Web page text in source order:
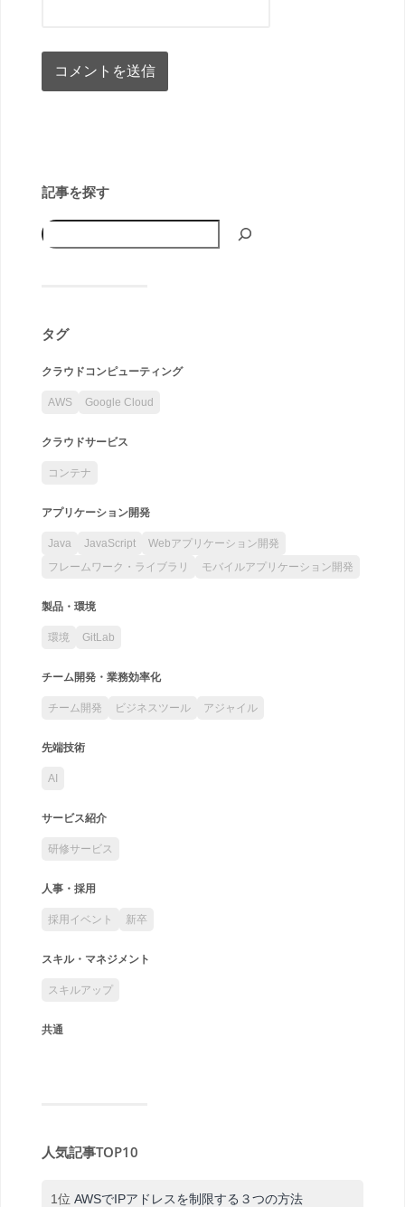
記事を探す
タグ
クラウドコンピューティング
AWS Google Cloud
クラウドサービス
コンテナ
アプリケーション開発
Java JavaScript
Webアプリケーション開発
フレームワーク・ライブラリ
モバイルアプリケーション開発
製品・環境
環境 GitLab
チーム開発・業務効率化
チーム開発 ビジネスツール アジャイル
先端技術
AI
サービス紹介
研修サービス
人事・採用
採用イベント 新卒
スキル・マネジメント
スキルアップ
共通
人気記事TOP10
1位 AWSでIPアドレスを制限する３つの方法